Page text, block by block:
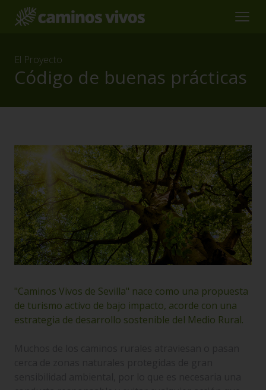
El Proyecto
Código de buenas prácticas
"Caminos Vivos de Sevilla" nace como una propuesta
de turismo activo de bajo impacto, acorde con una
estrategia de desarrollo sostenible del Medio Rural.